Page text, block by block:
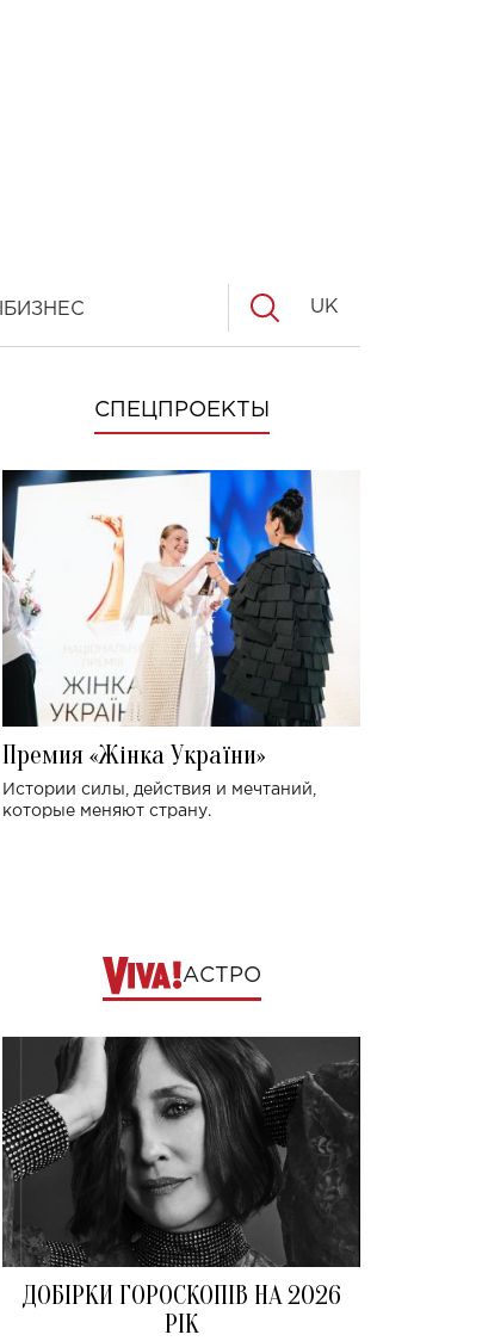
БИЗНЕС UK
СПЕЦПРОЕКТЫ
Премия «Жінка України»
Истории силы, действия и мечтаний,
которые меняют страну.
АСТРО
ДОБІРКИ ГОРОСКОПІВ НА 2026
РІК